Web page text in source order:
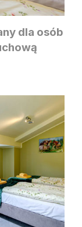
dla osób